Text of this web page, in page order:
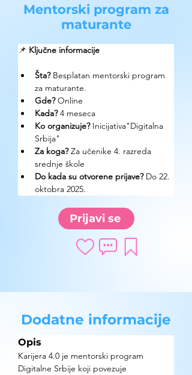
Mentorski program za
maturante
📌 Ključne informacije
Šta? Besplatan mentorski program
za maturante.
Gde? Online
Kada? 4 meseca
Ko organizuje? Inicijativa"Digitalna
Srbija"
Za koga? Za učenike 4. razreda
srednje škole
Do kada su otvorene prijave? Do 22.
oktobra 2025.
Prijavi se
Dodatne informacije
Opis
Karijera 4.0 je mentorski program
Digitalne Srbije koji povezuje